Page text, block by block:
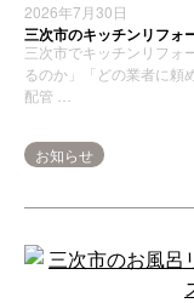
2026年7月30日
三次市のキッチンリフォ
三次市でキッチンリフォ
るのか」「どの業者に頼
配管 …
お知らせ